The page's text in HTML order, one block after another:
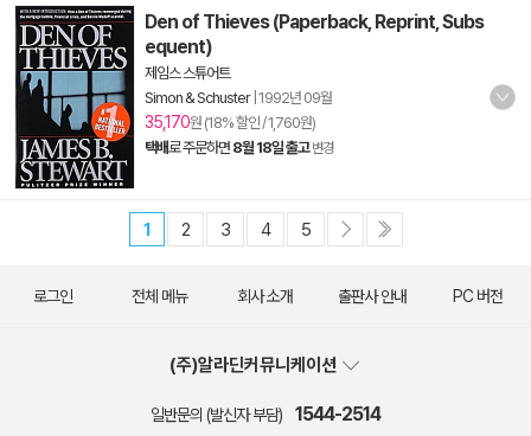
Den of Thieves (Paperback, Reprint, Subs
equent)
제임스 스튜어트
Simon & Schuster| 1992년 09월
35,170원 (18% 할인 / 1,760원)
택배로 주문하면 8월 18일 출고 변경
1 2 3 4 5
로그인 전체 메뉴 회사 소개 출판사 안내 PC 버전
(주)알라딘커뮤니케이션
일반문의 (발신자 부담) 1544-2514